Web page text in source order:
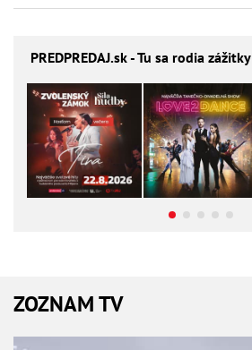
PREDPREDAJ.sk - Tu sa rodia zážitky
ZOZNAM TV